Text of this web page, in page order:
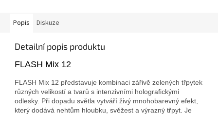
Popis Diskuze
Detailní popis produktu
FLASH Mix 12
FLASH Mix 12 představuje kombinaci zářivě zelených třpytek
různých velikostí a tvarů s intenzivními holografickými
odlesky. Při dopadu světla vytváří živý mnohobarevný efekt,
který dodává nehtům hloubku, svěžest a výrazný třpyt. Je